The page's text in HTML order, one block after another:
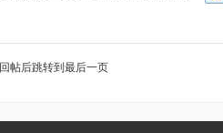
回帖后跳转到最后一页